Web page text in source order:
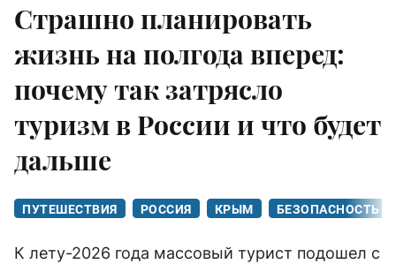
Страшно планировать
жизнь на полгода вперед:
почему так затрясло
туризм в России и что будет
дальше
ПУТЕШЕСТВИЯ РОССИЯ КРЫМ БЕЗОПАСНОСТЬ
К лету-2026 года массовый турист подошел с